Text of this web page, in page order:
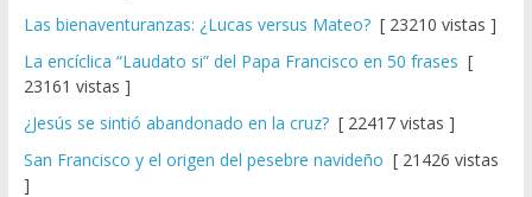
Las bienaventuranzas: ¿Lucas versus Mateo?[ 23210 vistas ]
La encíclica “Laudato si” del Papa Francisco en 50 frases [
23161 vistas ]
¿Jesús se sintió abandonado en la cruz?[ 22417 vistas ]
San Francisco y el origen del pesebre navideño [ 21426 vistas
]